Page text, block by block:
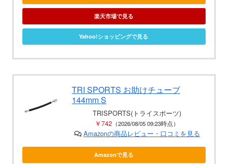
楽天市場で見る
Yahoo!ショッピングで見る
TRI SPORTS お助けチューブ
144mm S
TRISPORTS(トライスポーツ)
￥742 （2026/08/05 09:23時点）
Amazonの商品レビュー・口コミを見る
Amazonで見る